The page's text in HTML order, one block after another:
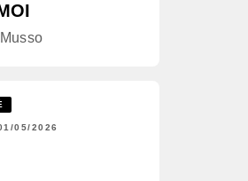
05/2026